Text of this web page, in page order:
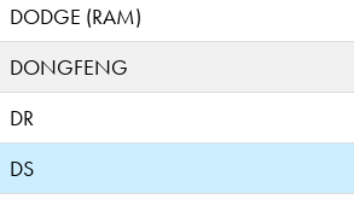
DODGE (RAM)
DONGFENG
DR
DS